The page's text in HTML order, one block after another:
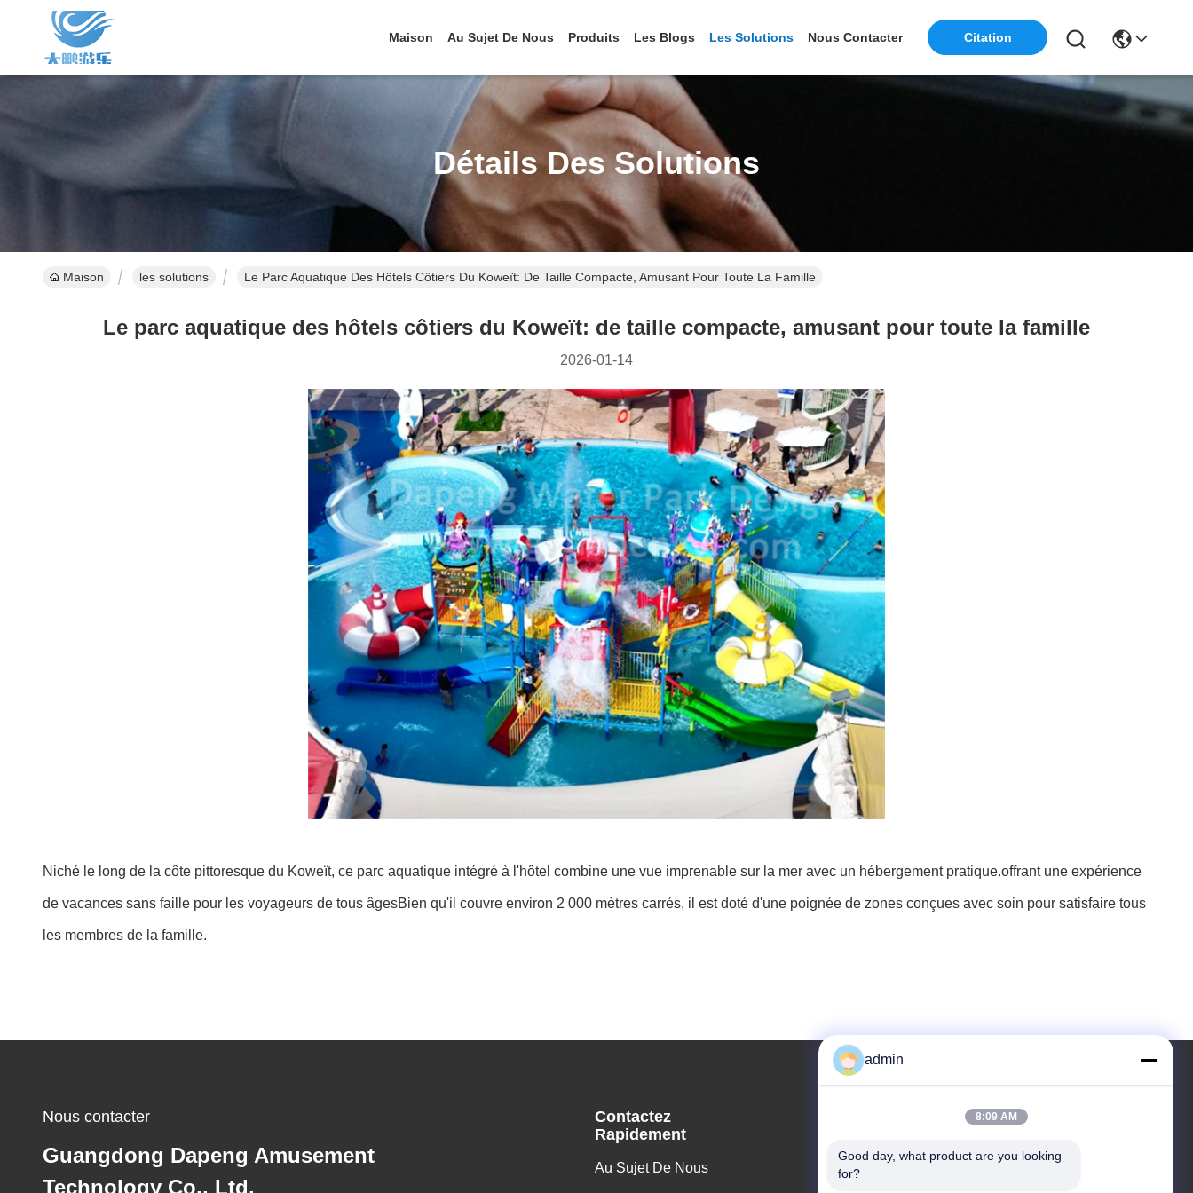
Maison Au Sujet De Nous Produits Les Blogs Les Solutions Nous Contacter Citation
Détails Des Solutions
Maison les solutions Le Parc Aquatique Des Hôtels Côtiers Du Koweït: De Taille Compacte, Amusant Pour Toute La Famille
Le parc aquatique des hôtels côtiers du Koweït: de taille compacte, amusant pour toute la famille
2026-01-14
Niché le long de la côte pittoresque du Koweït, ce parc aquatique intégré à l'hôtel combine une vue imprenable sur la mer avec un hébergement pratique.offrant une expérience
de vacances sans faille pour les voyageurs de tous âgesBien qu'il couvre environ 2 000 mètres carrés, il est doté d'une poignée de zones conçues avec soin pour satisfaire tous
les membres de la famille.
Nous contacter
Guangdong Dapeng Amusement
Technology Co., Ltd.
Contactez
Rapidement
Au Sujet De Nous
Adresse
Adresse : Pièce 32, route de no. 51 Fansheng, ville
admin
8:09 AM
Good day, what product are you looking
for?